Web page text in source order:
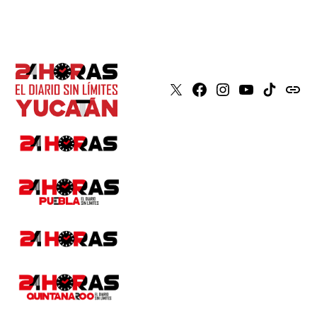
X Faceboook
Instagram
YoutubeTiktokissuu